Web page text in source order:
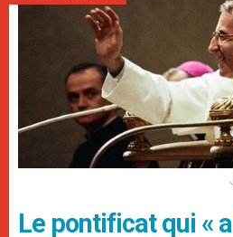
Le pontificat qui «